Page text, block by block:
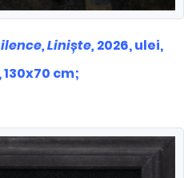
Liniște,2026, ulei,
cm;